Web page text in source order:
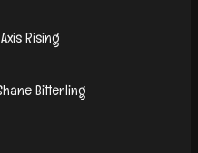
Rising
Bitterling